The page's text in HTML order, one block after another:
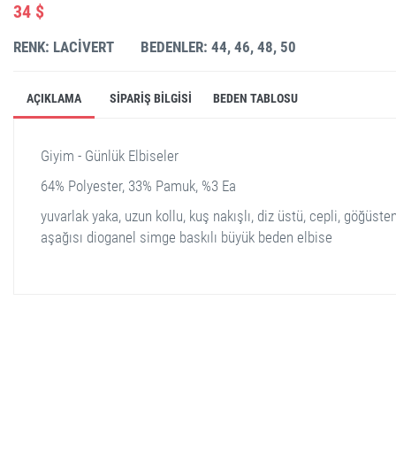
34 $
RENK: LACIVERT BEDENLER: 44, 46, 48, 50
AÇIKLAMA SIPARIŞ BILGISI BEDEN TABLOSU
Giyim - Günlük Elbiseler
64% Polyester, 33% Pamuk, %3 Ea
yuvarlak yaka, uzun kollu, kuş nakışlı, diz üstü, cepli,
aşağısı dioganel simge baskılı büyük beden elbise